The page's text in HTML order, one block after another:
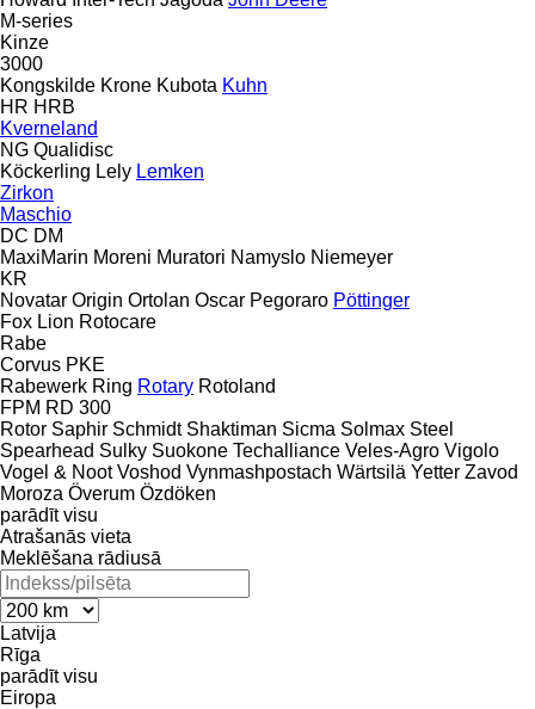
M-series
Kinze
3000
Kongskilde Krone Kubota Kuhn
HR HRB
Kverneland
NG Qualidisc
Köckerling Lely Lemken
Zirkon
Maschio
DC DM
MaxiMarin Moreni Muratori Namyslo Niemeyer
KR
Novatar Origin Ortolan Oscar Pegoraro Pöttinger
Fox Lion Rotocare
Rabe
Corvus PKE
Rabewerk Ring Rotary Rotoland
FPM RD 300
Rotor Saphir Schmidt Shaktiman Sicma Solmax Steel
Spearhead Sulky Suokone Techalliance Veles-Agro Vigolo
Vogel & Noot Voshod Vynmashpostach Wärtsilä Yetter Zavod
Moroza Överum Özdöken
parādīt visu
Atrašanās vieta
Meklēšana rādiusā
Latvija
Rīga
parādīt visu
Eiropa